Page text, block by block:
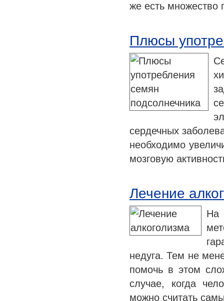
же есть множество
Плюсы
сердечных
необходимо
мозговую
Лечение
На
недуга. Тем не
помочь в этом
случае, когда
можно считать